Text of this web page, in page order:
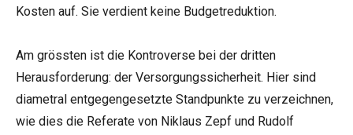
Kosten auf. Sie verdient keine Budgetreduktion.
Am grössten ist die Kontroverse bei der dritten
Herausforderung: der Versorgungssicherheit. Hier sind
diametral entgegengesetzte Standpunkte zu verzeichnen,
wie dies die Referate von Niklaus Zepf und Rudolf